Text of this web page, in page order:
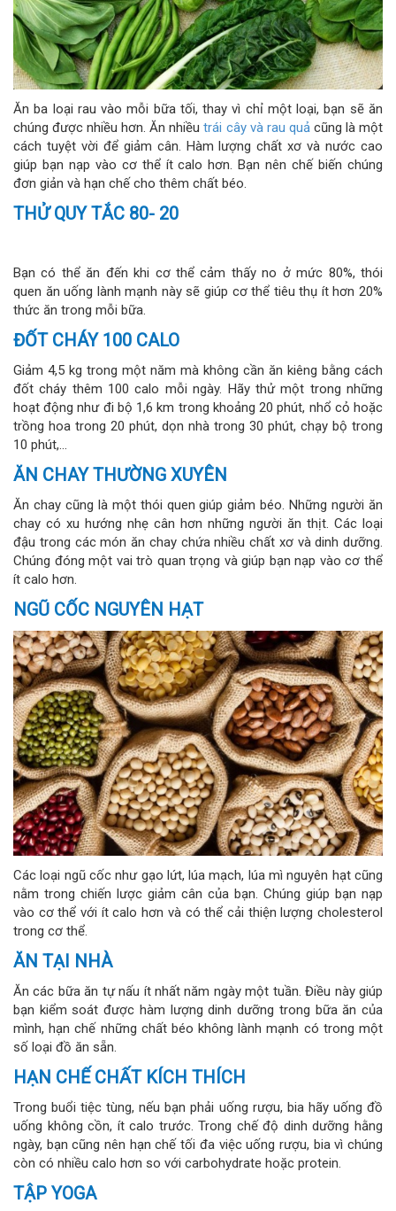
Ăn ba loại rau vào mỗi bữa tối, thay vì chỉ một loại, bạn sẽ ăn
chúng được nhiều hơn. Ăn nhiềutrái cây và rau quảcũng là một
cách tuyệt vời để giảm cân. Hàm lượng chất xơ và nước cao
giúp bạn nạp vào cơ thể ít calo hơn. Bạn nên chế biến chúng
đơn giản và hạn chế cho thêm chất béo.
THỬ QUY TẮC 80- 20
Bạn có thể ăn đến khi cơ thể cảm thấy no ở mức 80%, thói
quen ăn uống lành mạnh này sẽ giúp cơ thể tiêu thụ ít hơn 20%
thức ăn trong mỗi bữa.
ĐỐT CHÁY 100 CALO
Giảm 4,5 kg trong một năm mà không cần ăn kiêng bằng cách
đốt cháy thêm 100 calo mỗi ngày. Hãy thử một trong những
hoạt động như đi bộ 1,6 km trong khoảng 20 phút, nhổ cỏ hoặc
trồng hoa trong 20 phút, dọn nhà trong 30 phút, chạy bộ trong
10 phút,...
ĂN CHAY THƯỜNG XUYÊN
Ăn chay cũng là một thói quen giúp giảm béo. Những người ăn
chay có xu hướng nhẹ cân hơn những người ăn thịt. Các loại
đậu trong các món ăn chay chứa nhiều chất xơ và dinh dưỡng.
Chúng đóng một vai trò quan trọng và giúp bạn nạp vào cơ thể
ít calo hơn.
NGŨ CỐC NGUYÊN HẠT
Các loại ngũ cốc như gạo lứt, lúa mạch, lúa mì nguyên hạt cũng
nằm trong chiến lược giảm cân của bạn. Chúng giúp bạn nạp
vào cơ thể với ít calo hơn và có thể cải thiện lượng cholesterol
trong cơ thể.
ĂN TẠI NHÀ
Ăn các bữa ăn tự nấu ít nhất năm ngày một tuần. Điều này giúp
bạn kiểm soát được hàm lượng dinh dưỡng trong bữa ăn của
mình, hạn chế những chất béo không lành mạnh có trong một
số loại đồ ăn sẵn.
HẠN CHẾ CHẤT KÍCH THÍCH
Trong buổi tiệc tùng, nếu bạn phải uống rượu, bia hãy uống đồ
uống không cồn, ít calo trước. Trong chế độ dinh dưỡng hằng
ngày, bạn cũng nên hạn chế tối đa việc uống rượu, bia vì chúng
còn có nhiều calo hơn so với carbohydrate hoặc protein.
TẬP YOGA